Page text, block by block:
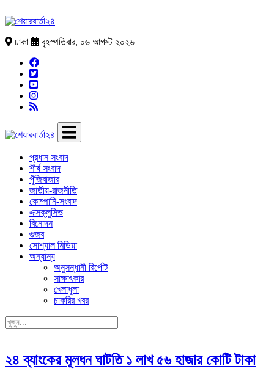
ঢাকা বৃহস্পতিবার, ০৬ আগস্ট ২০২৬
প্রধান সংবাদ
শীর্ষ সংবাদ
পুঁজিবাজার
জাতীয়-রাজনীতি
কোম্পানি-সংবাদ
এক্সক্লুসিভ
বিনোদন
গুজব
সোশ্যাল মিডিয়া
অন্যান্য
অনুসন্ধানী রির্পোট
সাক্ষাৎকার
খেলাধুলা
চাকরির খবর
২৪ ব্যাংকের মূলধন ঘাটতি ১ লাখ ৫৬ হাজার কোটি টাকা